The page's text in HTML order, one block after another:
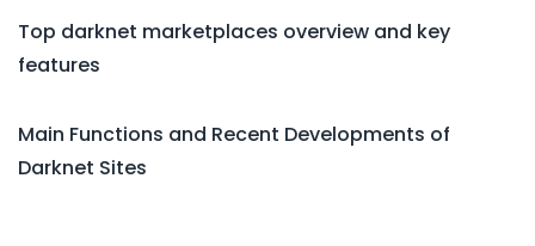
Top darknet marketplaces overview and key
features
Main Functions and Recent Developments of
Darknet Sites